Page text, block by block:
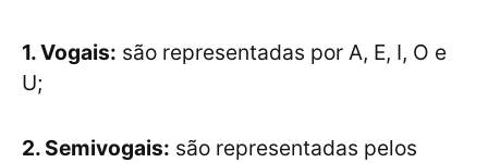
1. Vogais: são representadas por A, E, I, O e
U;
2. Semivogais: são representadas pelos